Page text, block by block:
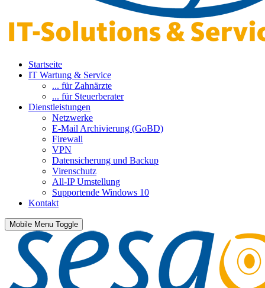
Startseite
IT Wartung & Service
... für Zahnärzte
... für Steuerberater
Dienstleistungen
Netzwerke
E-Mail Archivierung (GoBD)
Firewall
VPN
Datensicherung und Backup
Virenschutz
All-IP Umstellung
Supportende Windows 10
Kontakt
Mobile Menu Toggle